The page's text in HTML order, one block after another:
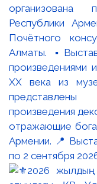
организована
Республики
Почётного
Алматы.
произведениями
XX века из
произведения
отражающие
Армении. 📍
по 2 сентября